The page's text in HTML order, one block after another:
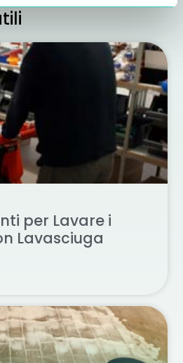
per Lavare i
Lavasciuga